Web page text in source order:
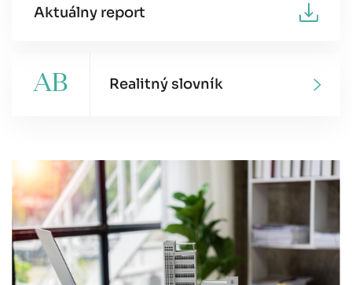
Aktuálny report
AB Realitný slovník